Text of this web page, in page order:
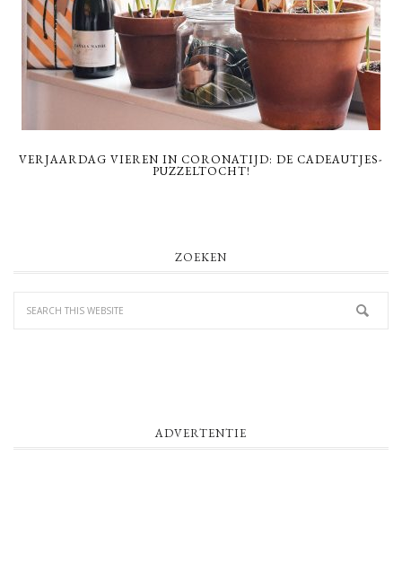
VERJAARDAG VIEREN IN CORONATIJD: DE CADEAUTJES-
PUZZELTOCHT!
ZOEKEN
ADVERTENTIE